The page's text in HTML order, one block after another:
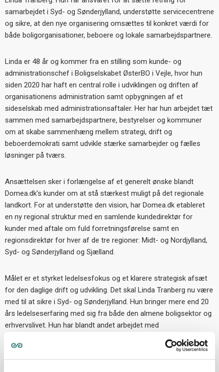
samarbejdet i Syd- og Sønderjylland, understøtte servicecentrene
og sikre, at den nye organisering omsættes til konkret værdi for
både boligorganisationer, beboere og lokale samarbejdspartnere.
Linda er 48 år og kommer fra en stilling som kunde- og
administrationschef i Boligselskabet ØsterBO i Vejle, hvor hun
siden 2020 har haft en central rolle i udviklingen og driften af
organisationens administration samt opbygningen af et
sideselskab med administrationsaftaler. Her har hun arbejdet tæt
sammen med samarbejdspartnere, bestyrelser og kommuner
om at skabe sammenhæng mellem strategi, drift og
beboerdemokrati samt udvikle stærke samarbejder og fælles
løsninger på tværs.
Ansættelsen sker i forlængelse af et generelt ønske blandt
Domea.dk’s kunder om at stå stærkest muligt på det regionale
landkort. For at understøtte den vision, har Domea.dk etableret
en ny regional struktur med en samlende kundedirektør for
kunder med aftale om fuld forretningsførelse samt en
regionsdirektør for hver af de tre regioner: Midt- og Nordjylland,
Syd- og Sønderjylland og Sjælland.
Målet er et styrket ledelsesfokus og et klarere strategisk afsæt
for den daglige drift og udvikling. Det skal Linda Tranberg nu være
med til at sikre i Syd- og Sønderjylland. Hun bringer mere end 20
års ledelseserfaring med sig fra både den almene boligsektor og
erhvervslivet. Hun har blandt andet arbejdet med
organisationsudvikling, strategiske partnerskaber, digitalisering og
udvikling af stærke samarbejder mellem boligorganisationer,
bestyrelser og kommuner.